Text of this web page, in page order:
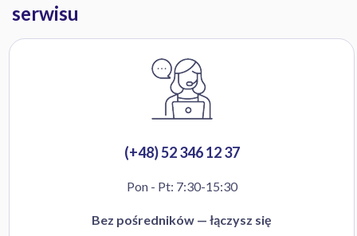
serwisu
(+48) 52 346 12 37
Pon - Pt: 7:30-15:30
Bez pośredników — łączysz się